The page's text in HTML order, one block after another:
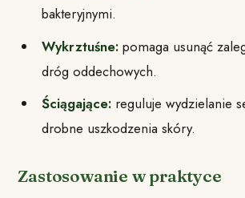
bakteryjnymi.
Wykrztuśne:pomaga usunąć
dróg oddechowych.
Ściągające:reguluje wydzielanie
drobne uszkodzenia skóry.
Zastosowanie w praktyce